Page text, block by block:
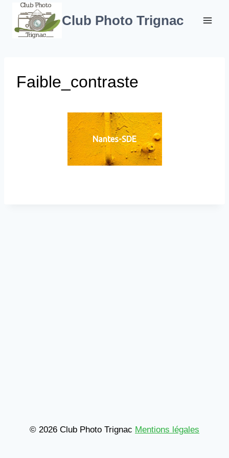
contenu
Club Photo Trignac
Faible_contraste
Nantes-SDE
© 2026 Club Photo Trignac Mentions légales